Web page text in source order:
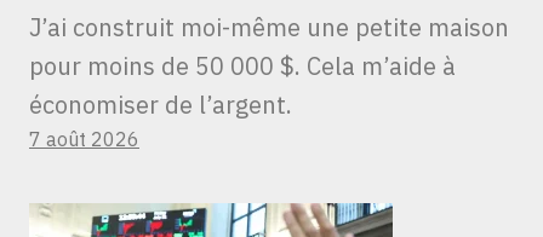
J’ai construit moi-même une petite maison
pour moins de 50 000 $. Cela m’aide à
économiser de l’argent.
7 août 2026